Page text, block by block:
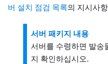
버 설치 점검 목록의 지시사
서버 패키지 내용
서버를 수령하면 발송
지 확인하십시오.